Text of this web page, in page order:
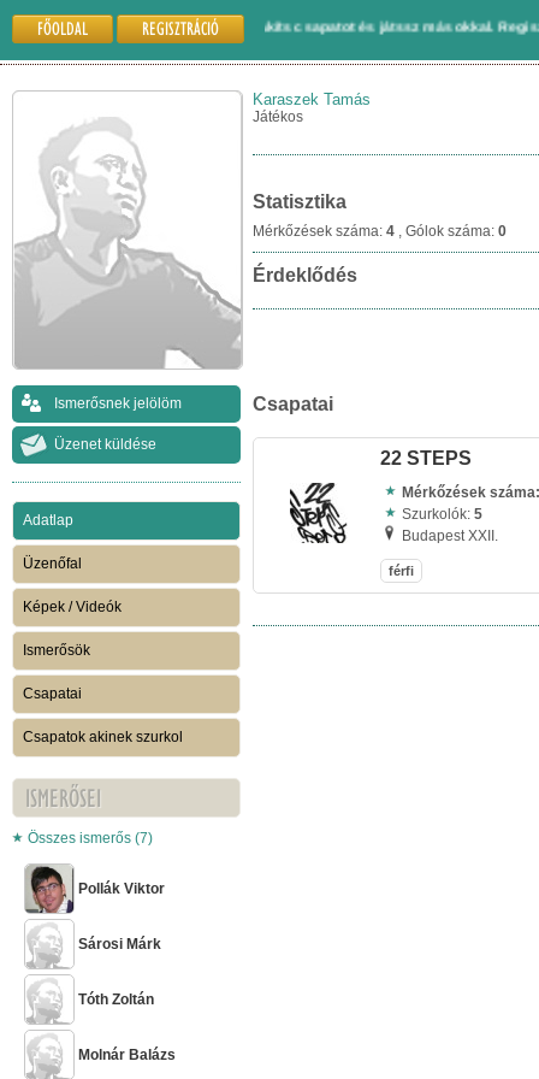
FŐOLDAL REGISZTRÁCIÓ
regisztrálj a Grundfocira. Alakíts csapatot és játssz másokkal. Regisztrálj
Ismerősnek jelölöm
Üzenet küldése
Adatlap
Üzenőfal
Képek / Videók
Ismerősök
Csapatai
Csapatok akinek szurkol
ISMERŐSEI
Összes ismerős (7)
Pollák Viktor
Sárosi Márk
Tóth Zoltán
Molnár Balázs
Karaszek Tamás
Játékos
Statisztika
Mérkőzések száma: 4 , Gólok száma: 0
Érdeklődés
Csapatai
22 STEPS
Mérkőzések
Szurkolók: 5
Budapest XXII.
férfi